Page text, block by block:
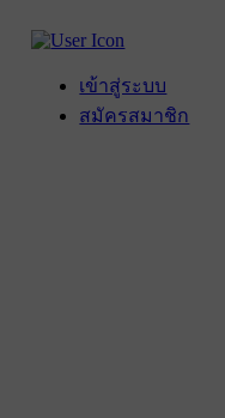
เข้าสู่ระบบ
สมัครสมาชิก